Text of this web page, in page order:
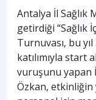
Antalya İl Sağlık
getirdiği “Sağlık
Turnuvası, bu
katılımıyla start
vuruşunu yapan
Özkan, etkinliğin